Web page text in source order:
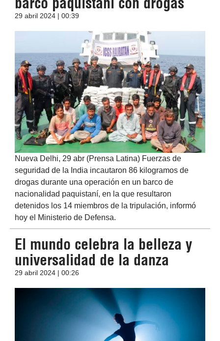
29 abril 2024 | 00:39
Nueva Delhi, 29 abr (Prensa Latina) Fuerzas de
seguridad de la India incautaron 86 kilogramos de
drogas durante una operación en un barco de
nacionalidad paquistaní, en la que resultaron
detenidos los 14 miembros de la tripulación, informó
hoy el Ministerio de Defensa.
El mundo celebra la belleza y
universalidad de la danza
29 abril 2024 | 00:26